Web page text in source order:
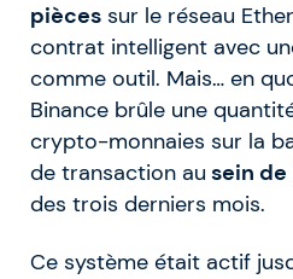
pièces sur le réseau
contrat intelligent avec
comme outil. Mais… en
Binance brûle une
crypto-monnaies sur la
de transaction au sein de
des trois derniers mois.
Ce système était actif